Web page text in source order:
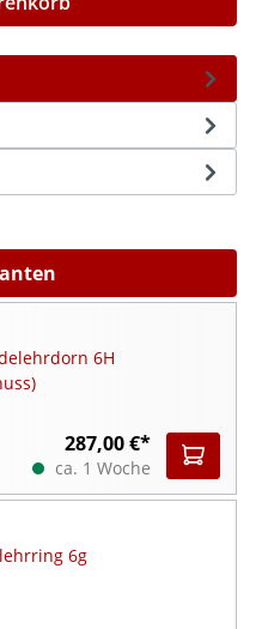
6H
287,00 €*
ca. 1 Woche
6g